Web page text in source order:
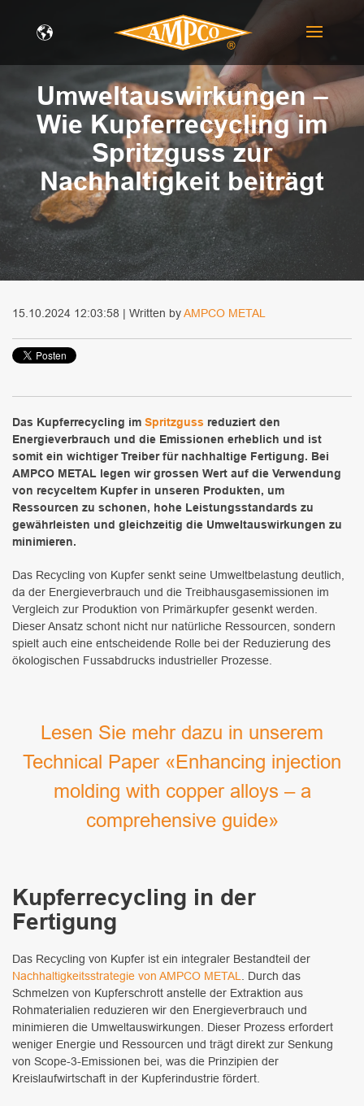
Umweltauswirkungen –
Wie Kupferrecycling im
Spritzguss zur
Nachhaltigkeit beiträgt
15.10.2024 12:03:58 | Written byAMPCO METAL
Das Kupferrecycling im Spritzguss reduziert den
Energieverbrauch und die Emissionen erheblich und ist
somit ein wichtiger Treiber für nachhaltige Fertigung. Bei
AMPCO METAL legen wir grossen Wert auf die Verwendung
von recyceltem Kupfer in unseren Produkten, um
Ressourcen zu schonen, hohe Leistungsstandards zu
gewährleisten und gleichzeitig die Umweltauswirkungen zu
minimieren.
Das Recycling von Kupfer senkt seine Umweltbelastung deutlich,
da der Energieverbrauch und die Treibhausgasemissionen im
Vergleich zur Produktion von Primärkupfer gesenkt werden.
Dieser Ansatz schont nicht nur natürliche Ressourcen, sondern
spielt auch eine entscheidende Rolle bei der Reduzierung des
ökologischen Fussabdrucks industrieller Prozesse.
Lesen Sie mehr dazu in unserem
Technical Paper «Enhancing injection
molding with copper alloys – a
comprehensive guide»
Kupferrecycling in der
Fertigung
Das Recycling von Kupfer ist ein integraler Bestandteil der
Nachhaltigkeitsstrategie von AMPCO METAL
. Durch das
Schmelzen von Kupferschrott anstelle der Extraktion aus
Rohmaterialien reduzieren wir den Energieverbrauch und
minimieren die Umweltauswirkungen. Dieser Prozess erfordert
weniger Energie und Ressourcen und trägt direkt zur Senkung
von Scope-3-Emissionen bei, was die Prinzipien der
Kreislaufwirtschaft in der Kupferindustrie fördert.